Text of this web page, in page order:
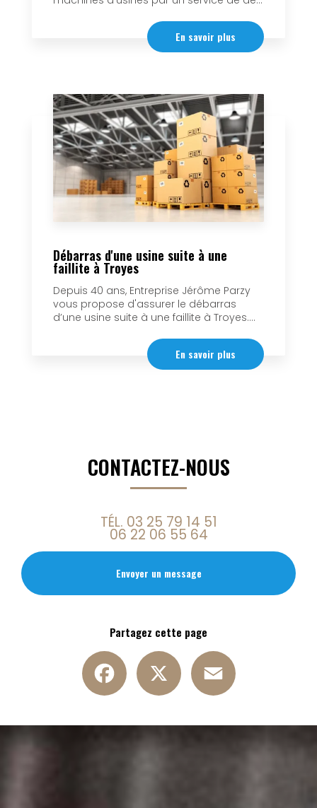
En savoir plus
Débarras d'une usine suite à une
faillite à Troyes
Depuis 40 ans, Entreprise Jérôme Parzy
vous propose d'assurer le débarras
d’une usine suite à une faillite à Troyes....
En savoir plus
CONTACTEZ-NOUS
TÉL. 03 25 79 14 51
06 22 06 55 64
Envoyer un message
Partagez cette page
Facebook